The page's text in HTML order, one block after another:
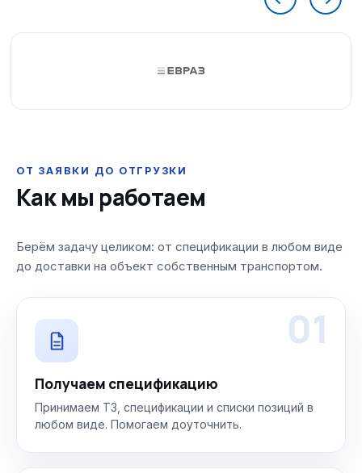
ОТ ЗАЯВКИ ДО ОТГРУЗКИ
Как мы работаем
Берём задачу целиком: от спецификации в любом виде
до доставки на объект собственным транспортом.
01
Получаем спецификацию
Принимаем ТЗ, спецификации и списки позиций в
любом виде. Помогаем доуточнить.